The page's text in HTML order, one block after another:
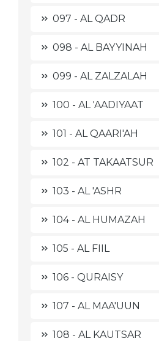
097 - AL QADR
098 - AL BAYYINAH
099 - AL ZALZALAH
100 - AL 'AADIYAAT
101 - AL QAARI'AH
102 - AT TAKAATSUR
103 - AL 'ASHR
104 - AL HUMAZAH
105 - AL FIIL
106 - QURAISY
107 - AL MAA'UUN
108 - AL KAUTSAR